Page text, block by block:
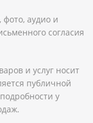
аудио и
согласия
и услуг носит
публичной
у